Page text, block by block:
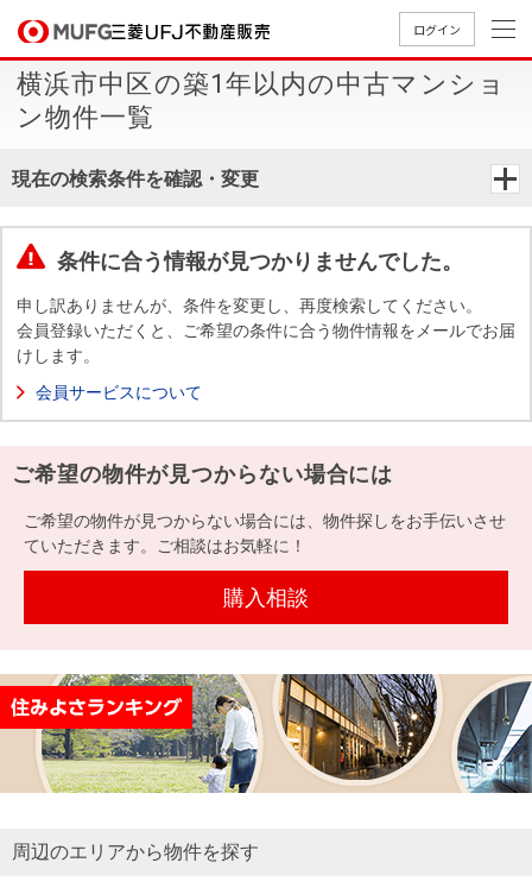
ログイン
買いたいTOP
中古
マン
ンを
探す
築・
一戸
建て
す
用
物
件
を
す
件を
探す
売りたいTOP
無
料
定
却
談
売却
金額
試算
売却向け
周辺相場
住まい1プ
店舗案内TOP
店舗のご
案内（首
案内（名
案内（関
会社情報TOP
ごあいさ
つ
要
Way
経営ビジ
ョン
組織図
役員一
沿革
本社地
図
（電子ブ
ック版）
採用情報TOP
新卒採用
情報
採用情報
買いたい
売りたい
店舗案内
会社情報
採用情報
提携企業にお勤めの方
閉じる
横浜市中区の築1年以内の中古マンショ
ン物件一覧
現在の検索条件を確認・変更
条件に合う情報が見つかりませんでした。
申し訳ありませんが、条件を変更し、再度検索してください。
会員登録いただくと、ご希望の条件に合う物件情報をメールでお届
けします。
会員サービスについて
ご希望の物件が見つからない場合には
ご希望の物件が見つからない場合には、物件探しをお手伝いさせ
ていただきます。ご相談はお気軽に！
購入相談
周辺のエリアから物件を探す